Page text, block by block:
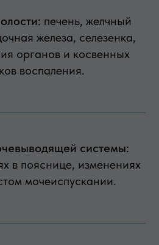
печень, желчный
железа, селезенка,
органов и косвенных
воспаления.
системы:
в пояснице, изменениях
мочеиспускании.